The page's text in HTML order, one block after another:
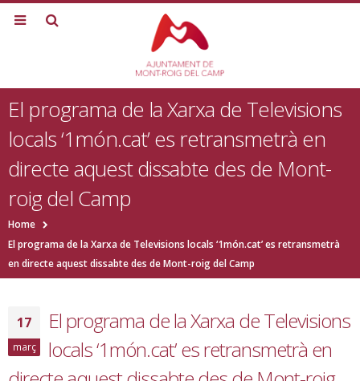
El programa de la Xarxa de Televisions
locals ‘1món.cat’ es retransmetrà en
directe aquest dissabte des de Mont-
roig del Camp
Home
El programa de la Xarxa de Televisions locals ‘1món.cat’ es retransmetrà
en directe aquest dissabte des de Mont-roig del Camp
17
març
El programa de la Xarxa de Televisions
locals ‘1món.cat’ es retransmetrà en